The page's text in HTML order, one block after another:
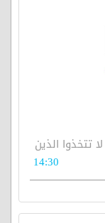
آمنوا لا تتخذوا الذين
14:30